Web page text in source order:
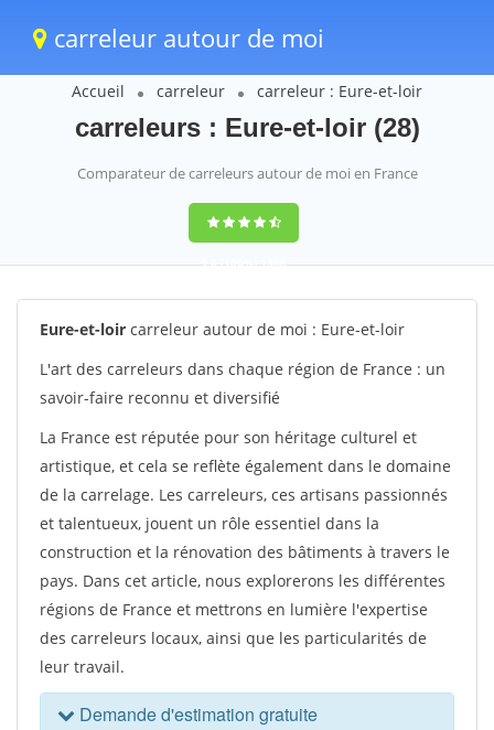
carreleur autour de moi
Accueil carreleur carreleur : Eure-et-loir
carreleurs : Eure-et-loir (28)
Comparateur de carreleurs autour de moi en France
9,6(100%)1388
votes
Eure-et-loir carreleur autour de moi : Eure-et-loir
L'art des carreleurs dans chaque région de France : un
savoir-faire reconnu et diversifié
La France est réputée pour son héritage culturel et
artistique, et cela se reflète également dans le domaine
de la carrelage. Les carreleurs, ces artisans passionnés
et talentueux, jouent un rôle essentiel dans la
construction et la rénovation des bâtiments à travers le
pays. Dans cet article, nous explorerons les différentes
régions de France et mettrons en lumière l'expertise
des carreleurs locaux, ainsi que les particularités de
leur travail.